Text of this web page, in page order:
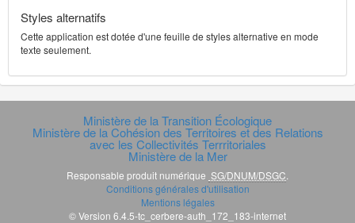
Styles alternatifs
Cette application est dotée d'une feuille de styles alternative en mode
texte seulement.
Ministère de la Transition Écologique
Ministère de la Cohésion des Territoires et des Relations
avec les Collectivités Terrritoriales
Ministère de la Mer
Responsable produit numérique SG/DNUM/DSGC
Conditions générales d'utilisation
Mentions légales
© Version 6.4.5-tc_cerbere-auth_172_183-internet